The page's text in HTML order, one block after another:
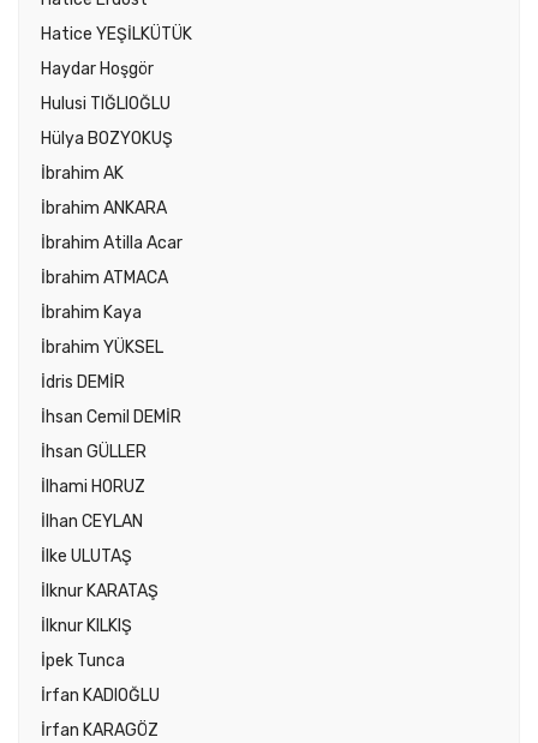
Hatice YEŞİLKÜTÜK
Haydar Hoşgör
Hulusi TIĞLIOĞLU
Hülya BOZYOKUŞ
İbrahim AK
İbrahim ANKARA
İbrahim Atilla Acar
İbrahim ATMACA
İbrahim Kaya
İbrahim YÜKSEL
İdris DEMİR
İhsan Cemil DEMİR
İhsan GÜLLER
İlhami HORUZ
İlhan CEYLAN
İlke ULUTAŞ
İlknur KARATAŞ
İlknur KILKIŞ
İpek Tunca
İrfan KADIOĞLU
İrfan KARAGÖZ